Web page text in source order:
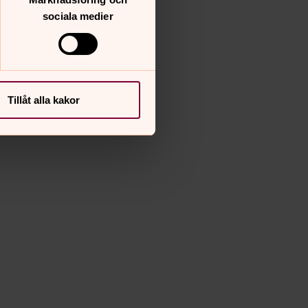
sociala medier
Tillåt alla kakor